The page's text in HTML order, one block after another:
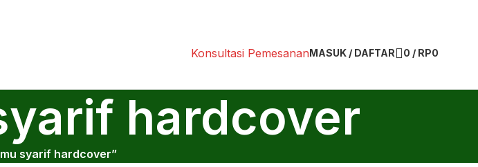
Konsultasi PemesananMASUK / DAFTAR 0 / RP0
hardcover
syarif hardcover”